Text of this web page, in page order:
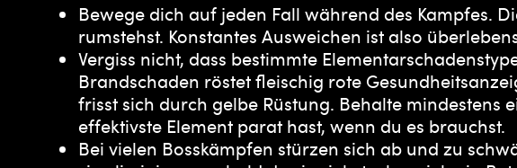
Bewege dich auf jeden Fall während des Kampfes.
rumstehst. Konstantes Ausweichen ist also
Vergiss nicht, dass bestimmte
Brandschaden röstet fleischig rote
frisst sich durch gelbe Rüstung. Behalte mindestens
effektivste Element parat hast, wenn du es brauchst.
Bei vielen Bosskämpfen stürzen sich ab und zu